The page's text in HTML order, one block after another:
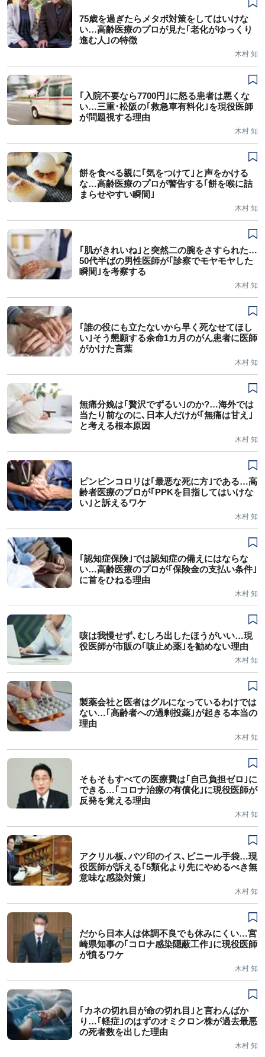
75歳を過ぎたらメタボ対策をしてはいけな
い…高齢医療のプロが見た｢老化がゆっくり
進む人｣の特徴
木村 知
｢入院不要なら7700円｣に怒る患者は悪くな
い…三重･松阪の｢救急車有料化｣を現役医師
が問題視する理由
木村 知
餅を食べる親に｢気をつけて｣と声をかける
な…高齢医療のプロが警告する｢餅を喉に詰
まらせやすい瞬間｣
木村 知
｢肌がきれいね｣と突然二の腕をさすられた…
50代半ばの男性医師が｢診察でモヤモヤした
瞬間｣を考察する
木村 知
｢誰の役にも立たないから早く死なせてほし
い｣そう懇願する余命1カ月のがん患者に医師
がかけた言葉
木村 知
無痛分娩は｢贅沢でずるい｣のか?…海外では
当たり前なのに､日本人だけが｢無痛は甘え｣
と考える根本原因
木村 知
ピンピンコロリは｢最悪な死に方｣である…高
齢者医療のプロが｢PPKを目指してはいけな
い｣と訴えるワケ
木村 知
｢認知症保険｣では認知症の備えにはならな
い…高齢医療のプロが｢保険金の支払い条件｣
に首をひねる理由
木村 知
咳は我慢せず､むしろ出したほうがいい…現
役医師が市販の｢咳止め薬｣を勧めない理由
木村 知
製薬会社と医者はグルになっているわけでは
ない…｢高齢者への過剰投薬｣が起きる本当の
理由
木村 知
そもそもすべての医療費は｢自己負担ゼロ｣に
できる…｢コロナ治療の有償化｣に現役医師が
反発を覚える理由
木村 知
アクリル板､バツ印のイス､ビニール手袋…現
役医師が訴える｢5類化より先にやめるべき無
意味な感染対策｣
木村 知
だから日本人は体調不良でも休みにくい…宮
崎県知事の｢コロナ感染隠蔽工作｣に現役医師
が憤るワケ
木村 知
｢カネの切れ目が命の切れ目｣と言わんばか
り…｢軽症｣のはずのオミクロン株が過去最悪
の死者数を出した理由
木村 知